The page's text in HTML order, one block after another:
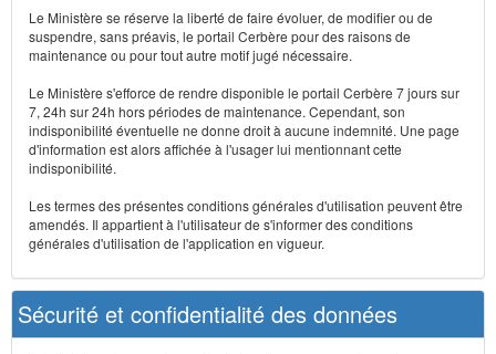
Le Ministère se réserve la liberté de faire évoluer, de modifier ou de
suspendre, sans préavis, le portail Cerbère pour des raisons de
maintenance ou pour tout autre motif jugé nécessaire.
Le Ministère s'efforce de rendre disponible le portail Cerbère 7 jours sur
7, 24h sur 24h hors périodes de maintenance. Cependant, son
indisponibilité éventuelle ne donne droit à aucune indemnité. Une page
d'information est alors affichée à l'usager lui mentionnant cette
indisponibilité.
Les termes des présentes conditions générales d'utilisation peuvent être
amendés. Il appartient à l'utilisateur de s'informer des conditions
générales d'utilisation de l'application en vigueur.
Sécurité et confidentialité des données